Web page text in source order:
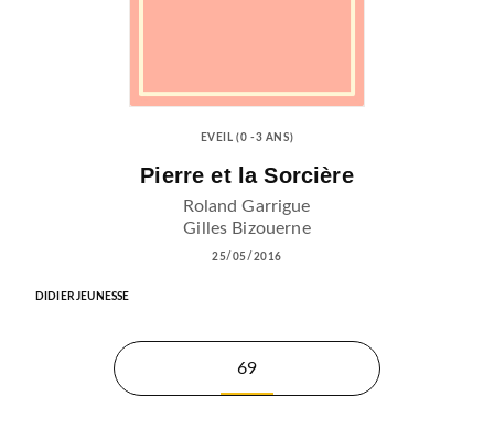
EVEIL (0 -3 ANS)
Pierre et la Sorcière
Roland Garrigue
Gilles Bizouerne
25/05/2016
DIDIER JEUNESSE
69